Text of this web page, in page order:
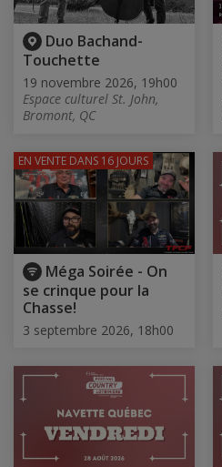
Duo Bachand-
Touchette
19 novembre 2026, 19h00
Espace culturel St. John,
Bromont, QC
Méga Soirée - On
se crinque pour la
Chasse!
3 septembre 2026, 18h00
EN VENTE DANS 16 JOURS